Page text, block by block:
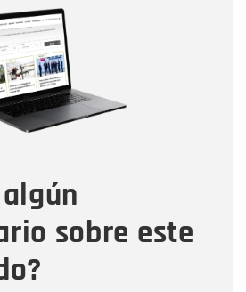
sobre este